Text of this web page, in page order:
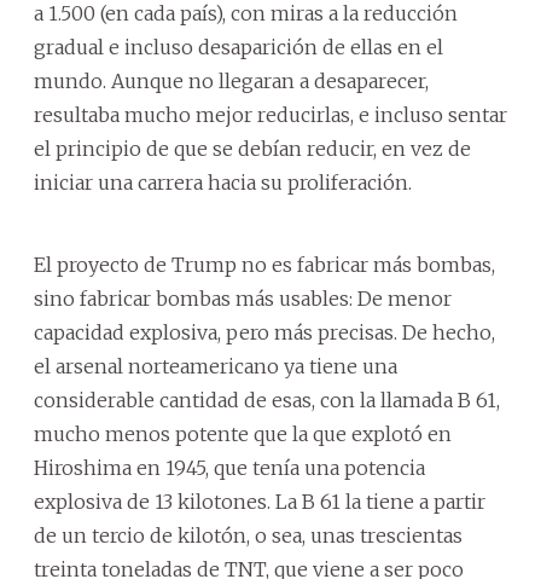
a 1.500 (en cada país), con miras a la reducción
gradual e incluso desaparición de ellas en el
mundo. Aunque no llegaran a desaparecer,
resultaba mucho mejor reducirlas, e incluso sentar
el principio de que se debían reducir, en vez de
iniciar una carrera hacia su proliferación.
El proyecto de Trump no es fabricar más bombas,
sino fabricar bombas más usables: De menor
capacidad explosiva, pero más precisas. De hecho,
el arsenal norteamericano ya tiene una
considerable cantidad de esas, con la llamada B 61,
mucho menos potente que la que explotó en
Hiroshima en 1945, que tenía una potencia
explosiva de 13 kilotones. La B 61 la tiene a partir
de un tercio de kilotón, o sea, unas trescientas
treinta toneladas de TNT, que viene a ser poco